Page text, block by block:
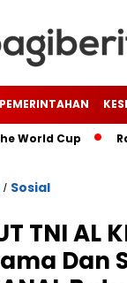
PEMERINTAHAN
Cup
/ Sosial
TNI AL